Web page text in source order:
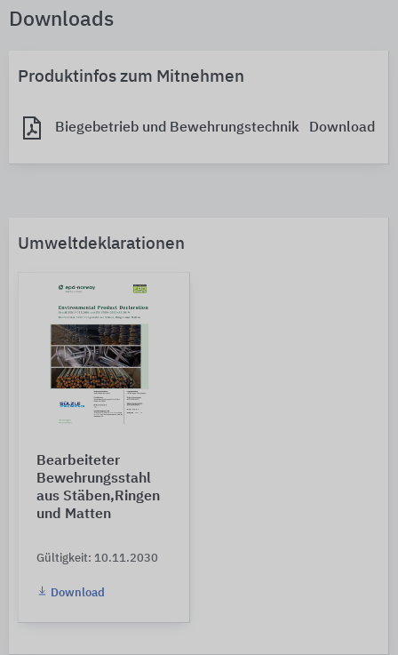
Downloads
Produktinfos zum Mitnehmen
Biegebetrieb und Bewehrungstechnik Download
Umweltdeklarationen
Bearbeiteter
Bewehrungsstahl
aus Stäben,Ringen
und Matten
Gültigkeit: 10.11.2030
Download